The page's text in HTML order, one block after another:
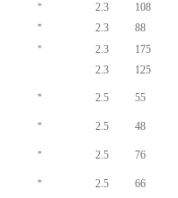
＂ 2.3
108
＂ 2.3
88
＂ 2.3
175
2.3
125
＂ 2.5
55
＂ 2.5
48
＂ 2.5
76
＂ 2.5
66